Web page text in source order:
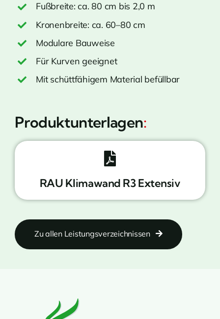
Fußbreite: ca. 80 cm bis 2,0 m
Kronenbreite: ca. 60–80 cm
Modulare Bauweise
Für Kurven geeignet
Mit schüttfähigem Material befüllbar
Produktunterlagen:
RAU Klimawand R3 Extensiv
Zu allen Leistungsverzeichnissen